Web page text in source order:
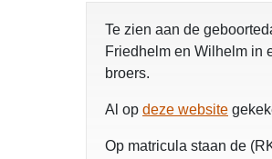
Te zien aan de
Friedhelm en Wilhelm in
broers.
Al op deze website
Op matricula staan de